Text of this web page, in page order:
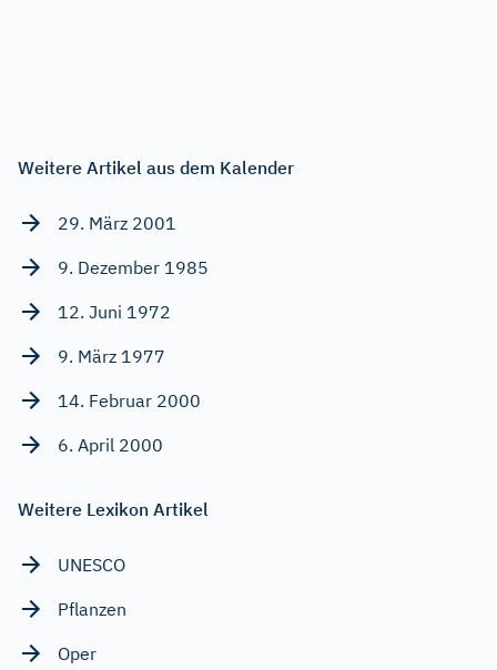
Weitere Artikel aus dem Kalender
29. März 2001
9. Dezember 1985
12. Juni 1972
9. März 1977
14. Februar 2000
6. April 2000
Weitere Lexikon Artikel
UNESCO
Pflanzen
Oper